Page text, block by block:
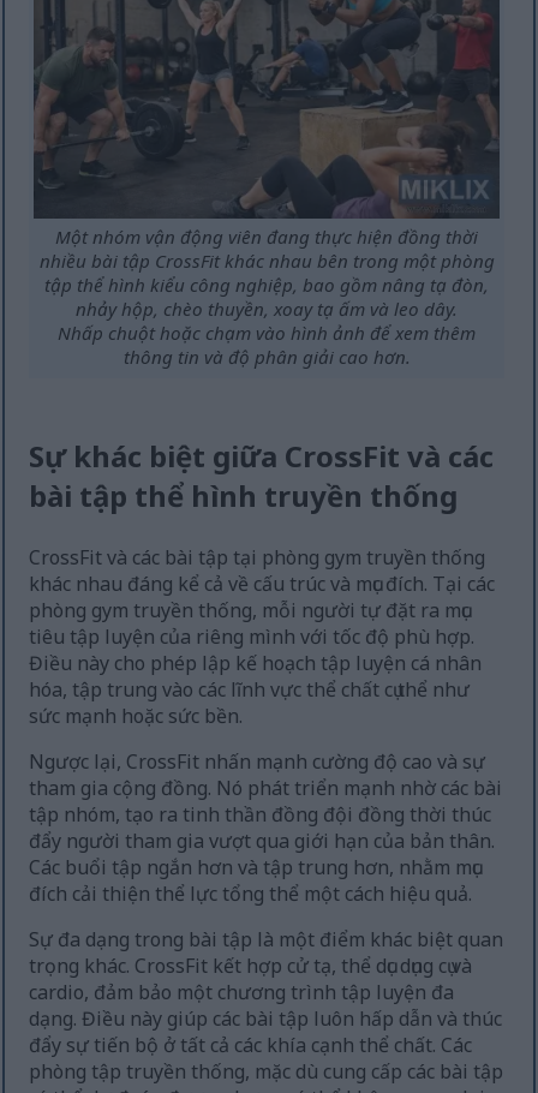
Một nhóm vận động viên đang thực hiện đồng thời
nhiều bài tập CrossFit khác nhau bên trong một phòng
tập thể hình kiểu công nghiệp, bao gồm nâng tạ đòn,
nhảy hộp, chèo thuyền, xoay tạ ấm và leo dây.
Nhấp chuột hoặc chạm vào hình ảnh để xem thêm
thông tin và độ phân giải cao hơn.
Sự khác biệt giữa CrossFit và các
bài tập thể hình truyền thống
CrossFit và các bài tập tại phòng gym truyền thống
khác nhau đáng kể cả về cấu trúc và mục đích. Tại các
phòng gym truyền thống, mỗi người tự đặt ra mục
tiêu tập luyện của riêng mình với tốc độ phù hợp.
Điều này cho phép lập kế hoạch tập luyện cá nhân
hóa, tập trung vào các lĩnh vực thể chất cụ thể như
sức mạnh hoặc sức bền.
Ngược lại, CrossFit nhấn mạnh cường độ cao và sự
tham gia cộng đồng. Nó phát triển mạnh nhờ các bài
tập nhóm, tạo ra tinh thần đồng đội đồng thời thúc
đẩy người tham gia vượt qua giới hạn của bản thân.
Các buổi tập ngắn hơn và tập trung hơn, nhằm mục
đích cải thiện thể lực tổng thể một cách hiệu quả.
Sự đa dạng trong bài tập là một điểm khác biệt quan
trọng khác. CrossFit kết hợp cử tạ, thể dục dụng cụ và
cardio, đảm bảo một chương trình tập luyện đa
dạng. Điều này giúp các bài tập luôn hấp dẫn và thúc
đẩy sự tiến bộ ở tất cả các khía cạnh thể chất. Các
phòng tập truyền thống, mặc dù cung cấp các bài tập